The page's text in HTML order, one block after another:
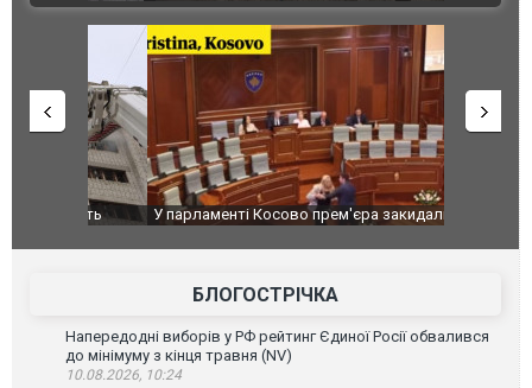
У парламенті Косово прем'єра закидали яйцями
Приїхав
до
зіркового
БЛОГОСТРІЧКА
Напередодні виборів у РФ рейтинг Єдиної Росії обвалився
до мінімуму з кінця травня (NV)
10.08.2026, 10:24